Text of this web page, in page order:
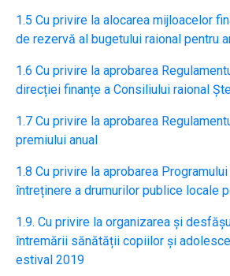
1.5 Cu privire la alocarea mijloacelor
de rezervă al bugetului raional pentru
1.6 Cu privire la aprobarea
direcției finanțe a Consiliului raional
1.7 Cu privire la aprobarea
premiului anual
1.8 Cu privire la aprobarea
întreținere a drumurilor publice locale
1.9. Cu privire la organizarea și
întremării sănătății copiilor și
estival 2019